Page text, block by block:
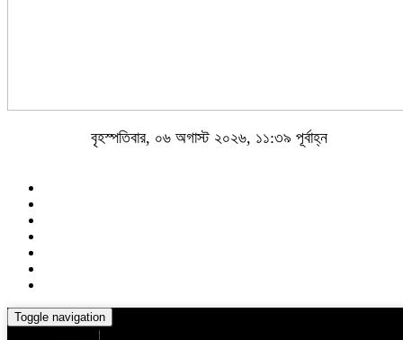
বৃহস্পতিবার, ০৬ অগাস্ট ২০২৬, ১১:৩৯ পূর্বাহ্ন
Toggle navigation